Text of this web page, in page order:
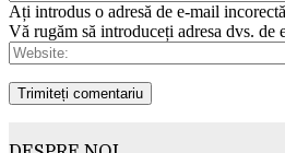
Ați introdus o adresă de e-mail
Vă rugăm să introduceți adresa dvs. de